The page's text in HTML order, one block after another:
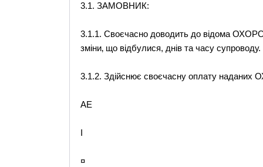
3.1. ЗАМОВНИК:
3.1.1. Своєчасно доводить до відома
зміни‚ що відбулися, днів та часу супроводу.
3.1.2. Здійснює своєчасну оплату
AE
I
¤